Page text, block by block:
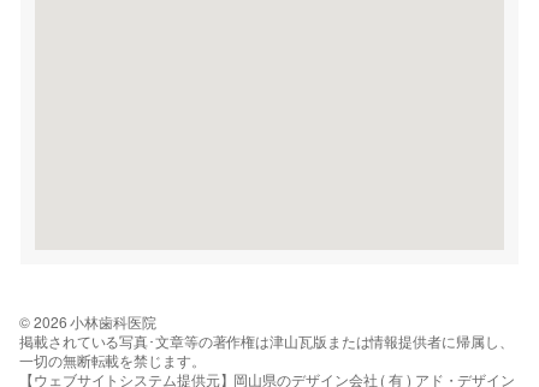
© 2026 小林歯科医院
掲載されている写真･文章等の著作権は津山瓦版または情報提供者に帰属し、
一切の無断転載を禁じます。
【ウェブサイトシステム提供元】岡山県のデザイン会社 ( 有 ) アド・デザイン